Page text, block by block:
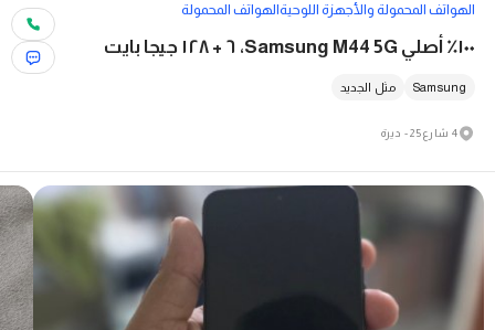
الهواتف المحمولة والأجهزة اللوحيةالهواتف المحمولة
١٠٠٪ أصلي Samsung M44 5G، ٦ + ١٢٨ جيجا بايت
Samsung مثل الجديد
4 شارع 25 - ديرة